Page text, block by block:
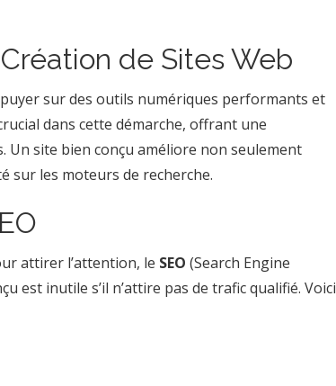
de Sites Web
sur des outils numériques performants et
dans cette démarche, offrant une
site bien conçu améliore non seulement
sur les moteurs de recherche.
attirer l’attention, le SEO (Search Engine
est inutile s’il n’attire pas de trafic qualifié. Voici